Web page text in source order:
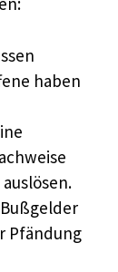
haben
Pfändung